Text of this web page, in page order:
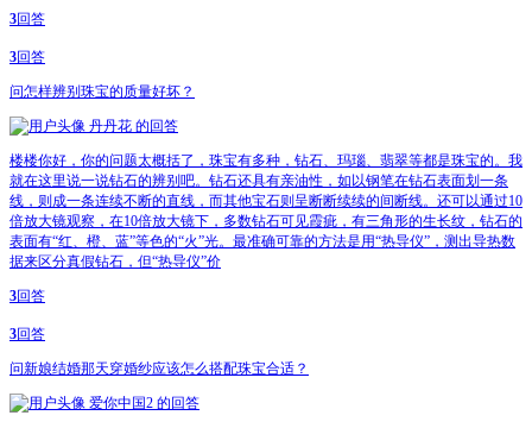
3回答
3回答
问怎样辨别珠宝的质量好坏？
丹丹花 的回答
楼楼你好，你的问题太概括了，珠宝有多种，钻石、玛瑙、翡翠等都是珠宝的。我
就在这里说一说钻石的辨别吧。钻石还具有亲油性，如以钢笔在钻石表面划一条
线，则成一条连续不断的直线，而其他宝石则呈断断续续的间断线。还可以通过10
倍放大镜观察，在10倍放大镜下，多数钻石可见霞疵，有三角形的生长纹，钻石的
表面有“红、橙、蓝”等色的“火”光。最准确可靠的方法是用“热导仪”，测出导热数
据来区分真假钻石，但“热导仪”价
3回答
3回答
问新娘结婚那天穿婚纱应该怎么搭配珠宝合适？
爱你中国2 的回答